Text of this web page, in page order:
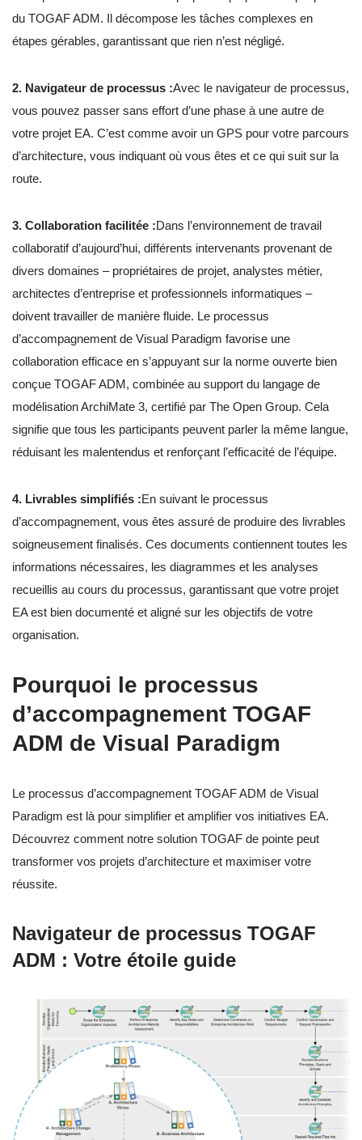
du TOGAF ADM. Il décompose les tâches complexes en
étapes gérables, garantissant que rien n’est négligé.
2. Navigateur de processus :Avec le navigateur de processus,
vous pouvez passer sans effort d’une phase à une autre de
votre projet EA. C’est comme avoir un GPS pour votre parcours
d’architecture, vous indiquant où vous êtes et ce qui suit sur la
route.
3. Collaboration facilitée :Dans l’environnement de travail
collaboratif d’aujourd’hui, différents intervenants provenant de
divers domaines – propriétaires de projet, analystes métier,
architectes d’entreprise et professionnels informatiques –
doivent travailler de manière fluide. Le processus
d’accompagnement de Visual Paradigm favorise une
collaboration efficace en s’appuyant sur la norme ouverte bien
conçue TOGAF ADM, combinée au support du langage de
modélisation ArchiMate 3, certifié par The Open Group. Cela
signifie que tous les participants peuvent parler la même langue,
réduisant les malentendus et renforçant l’efficacité de l’équipe.
4. Livrables simplifiés :En suivant le processus
d’accompagnement, vous êtes assuré de produire des livrables
soigneusement finalisés. Ces documents contiennent toutes les
informations nécessaires, les diagrammes et les analyses
recueillis au cours du processus, garantissant que votre projet
EA est bien documenté et aligné sur les objectifs de votre
organisation.
Pourquoi le processus
d’accompagnement TOGAF
ADM de Visual Paradigm
Le processus d’accompagnement TOGAF ADM de Visual
Paradigm est là pour simplifier et amplifier vos initiatives EA.
Découvrez comment notre solution TOGAF de pointe peut
transformer vos projets d’architecture et maximiser votre
réussite.
Navigateur de processus TOGAF
ADM : Votre étoile guide